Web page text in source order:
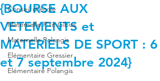
Conseil d'école
Maternelle P'tit Gibus
Maternelle Polangis
Elémentaire Gressier
Elémentaire Polangis
{BOURSE AUX
VETEMENTS et
MATERIELS DE SPORT : 6
et 7 septembre 2024}